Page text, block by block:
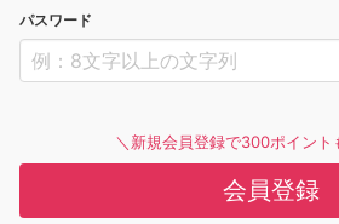
パスワード
＼新規会員登録で300ポイント
会員登録